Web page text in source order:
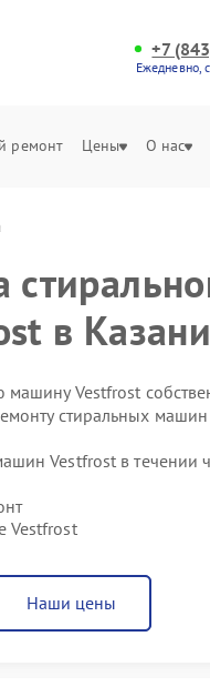
+7
Ежедневно,
ремонт Цены О нас
в Казани
машину Vestfrost
стиральных
Vestfrost в течении
Vestfrost
Наши цены